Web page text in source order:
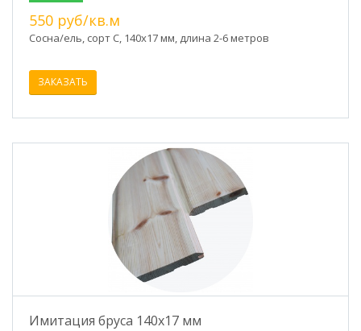
550 руб/кв.м
Сосна/ель, сорт C, 140х17 мм, длина 2-6 метров
ЗАКАЗАТЬ
Имитация бруса 140х17 мм